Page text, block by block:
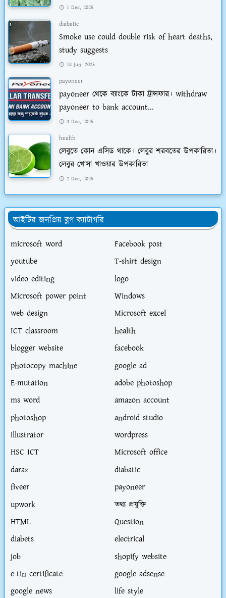
1 Dec, 2025
diabatic
Smoke use could double risk of heart deaths,
study suggests
18 Jun, 2025
payoneer
payoneer থেকে ব্যাংকে টাকা ট্রান্সফার। withdraw
payoneer to bank account...
3 Dec, 2025
health
লেবুতে কোন এসিড থাকে। লেবুর শরবতের উপকারিতা।
লেবুর খোসা খাওয়ার উপকারিতা
2 Dec, 2025
আইটির জনপ্রিয় ব্লগ ক্যাটাগরি
microsoft word
Facebook post
youtube
T-shirt design
video editing
logo
Microsoft power point
Windows
web design
Microsoft excel
ICT classroom
health
blogger website
facebook
photocopy machine
google ad
E-mutation
adobe photoshop
ms word
amazon account
photoshop
android studio
illustrator
wordpress
HSC ICT
Microsoft office
daraz
diabatic
fiveer
payoneer
upwork
তথ্য প্রযুক্তি
HTML
Question
diabets
electrical
job
shopify website
e-tin certificate
google adsense
google news
life style